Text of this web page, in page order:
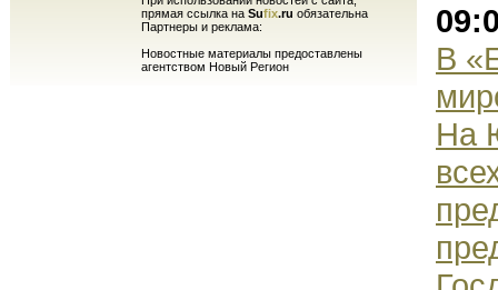
прямая ссылка на Sufix.ru обязательна
Партнеры и реклама:
Новостные материалы предоставлены
агентством Новый Регион
В
На